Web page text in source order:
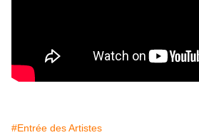
#Entrée des Artistes